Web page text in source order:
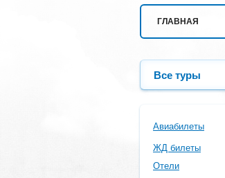
ГЛАВНАЯ
Все туры
Авиабилеты
ЖД билеты
Отели